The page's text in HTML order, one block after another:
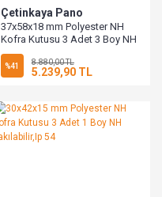
Çetinkaya Pano
37x58x18 mm Polyester NH
Kofra Kutusu 3 Adet 3 Boy NH
Takılabilir,Ip 54
%41 8.880,00 TL
5.239,90 TL